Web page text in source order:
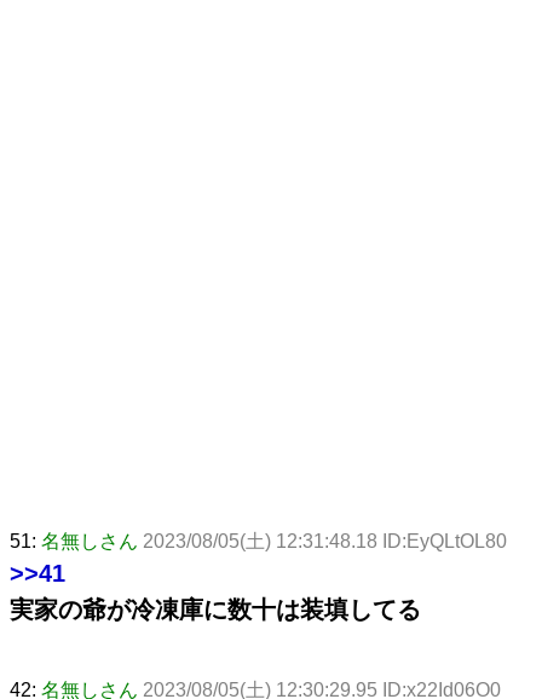
51: 名無しさん 2023/08/05(土) 12:31:48.18 ID:EyQLtOL80
>>41
実家の爺が冷凍庫に数十は装填してる
42: 名無しさん 2023/08/05(土) 12:30:29.95 ID:x22Id06O0